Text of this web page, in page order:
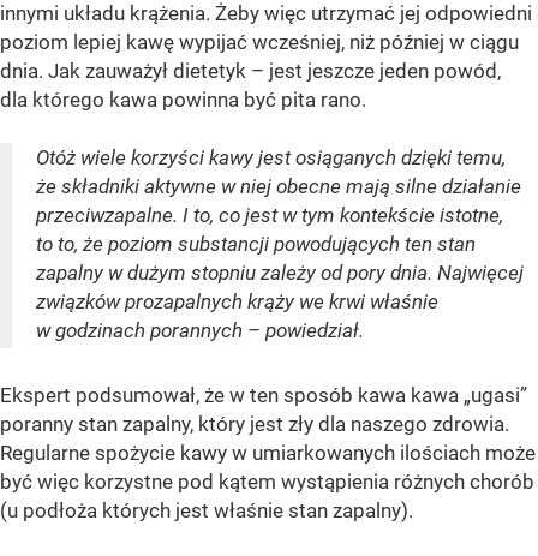
innymi układu krążenia. Żeby więc utrzymać jej odpowiedni
poziom lepiej kawę wypijać wcześniej, niż później w ciągu
dnia. Jak zauważył dietetyk – jest jeszcze jeden powód,
dla którego kawa powinna być pita rano.
Otóż wiele korzyści kawy jest osiąganych dzięki temu,
że składniki aktywne w niej obecne mają silne działanie
przeciwzapalne. I to, co jest w tym kontekście istotne,
to to, że poziom substancji powodujących ten stan
zapalny w dużym stopniu zależy od pory dnia. Najwięcej
związków prozapalnych krąży we krwi właśnie
w godzinach porannych – powiedział.
Ekspert podsumował, że w ten sposób kawa kawa „ugasi”
poranny stan zapalny, który jest zły dla naszego zdrowia.
Regularne spożycie kawy w umiarkowanych ilościach może
być więc korzystne pod kątem wystąpienia różnych chorób
(u podłoża których jest właśnie stan zapalny).